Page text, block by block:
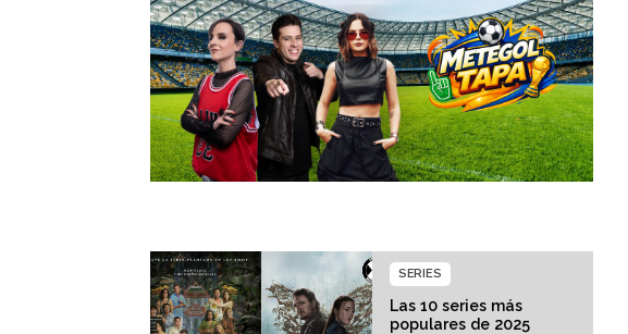
Las 10 series más
populares de 2025
SERIES